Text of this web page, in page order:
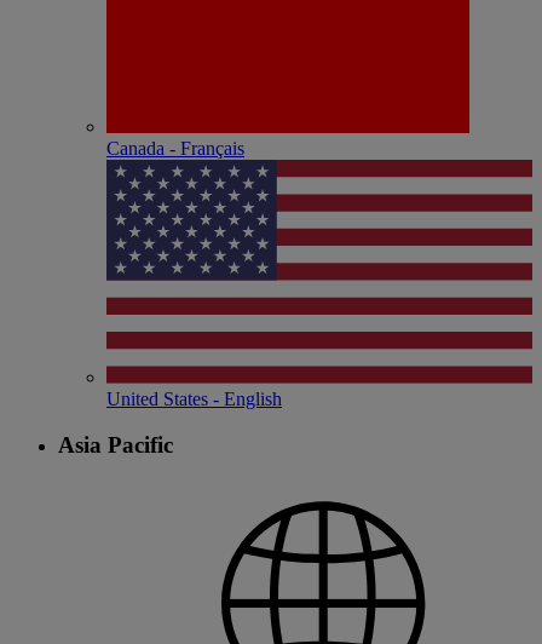
Canada - Français
United States - English
Asia Pacific